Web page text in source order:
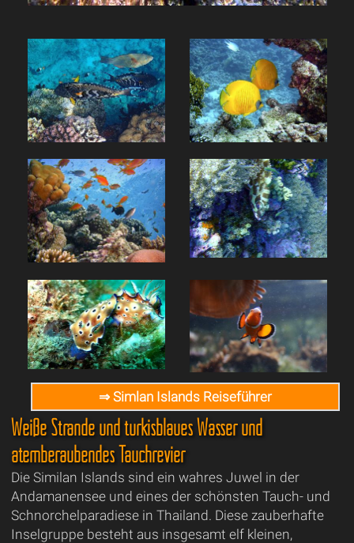
⇒ Simlan Islands Reiseführer
Weiße Strände und türkisblaues Wasser und
atemberaubendes Tauchrevier
Die Similan Islands sind ein wahres Juwel in der
Andamanensee und eines der schönsten Tauch- und
Schnorchelparadiese in Thailand. Diese zauberhafte
Inselgruppe besteht aus insgesamt elf kleinen,